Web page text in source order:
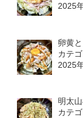
2025
卵黄
カテ
2025
明太
カテ